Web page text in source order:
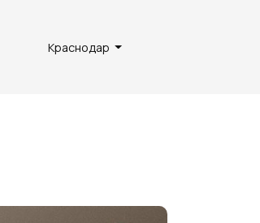
Краснодар